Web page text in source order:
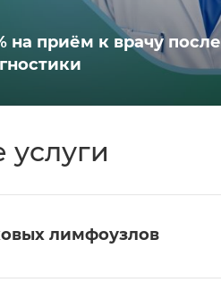
на приём к врачу после
услуги
лимфоузлов